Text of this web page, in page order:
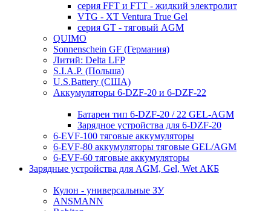
серия FFT и FTT - жидкий электролит
VTG - XT Ventura True Gel
серия GT - тяговый AGM
QUIMO
Sonnenschein GF (Германия)
Литий: Delta LFP
S.I.A.P. (Польша)
U.S.Battery (США)
Аккумуляторы 6-DZF-20 и 6-DZF-22
Батареи тип 6-DZF-20 / 22 GEL-AGM
Зарядное устройства для 6-DZF-20
6-EVF-100 тяговые аккумуляторы
6-EVF-80 аккумуляторы тяговые GEL/AGM
6-EVF-60 тяговые аккумуляторы
Зарядные устройства для AGM, Gel, Wet АКБ
Кулон - универсальные ЗУ
ANSMANN